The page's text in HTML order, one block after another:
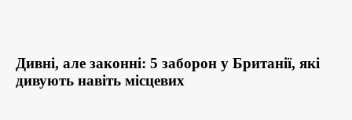
Дивні, але законні: 5 заборон у Британії, які
дивують навіть місцевих